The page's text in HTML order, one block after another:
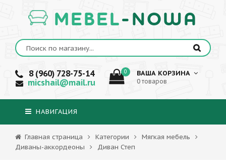
MEBEL-NOWA
8 (960) 728-75-14
micshail@mail.ru
0 ВАША КОРЗИНА
0 товаров
НАВИГАЦИЯ
Главная страница Категории
Мягкая мебель
Диваны-аккордеоны
Диван Степ